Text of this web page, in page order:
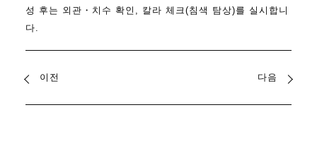
성 후는 외관・치수 확인, 칼라 체크(침색 탐상)를 실시합니
다.
이전 다음